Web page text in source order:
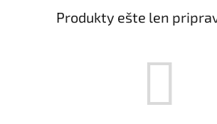
Produkty ešte len